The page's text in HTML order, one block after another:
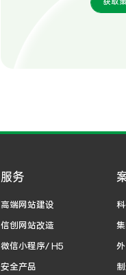
获取
服务
高端网站建设
信创网站改造
微信小程序/ H5
安全产品